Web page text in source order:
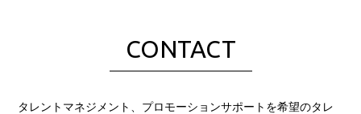
CONTACT
タレントマネジメント、プロモーションサポートを希望のタレ